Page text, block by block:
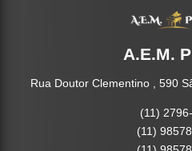
A.E.M.
Rua Doutor Clementino , 590
(11)
(11)